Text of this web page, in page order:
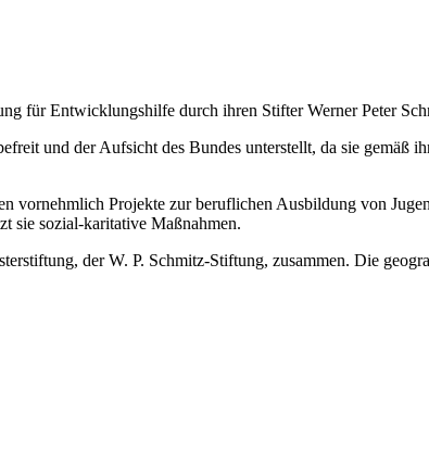
für Entwicklungshilfe durch ihren Stifter Werner Peter
und der Aufsicht des Bundes unterstellt, da sie gemäß
Projekte zur beruflichen Ausbildung von
sie sozial-karitative Maßnahmen.
der W. P. Schmitz-Stiftung, zusammen. Die